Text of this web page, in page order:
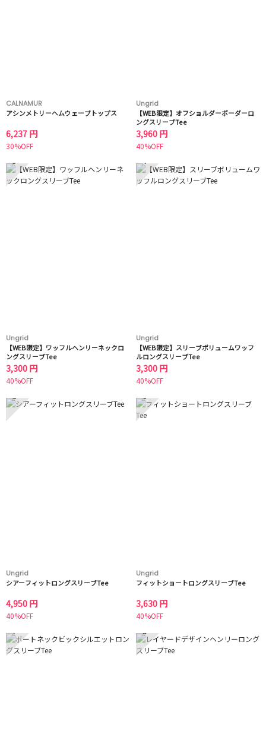
CALNAMUR
アシンメトリーヘムウェーブトップス
6,237 円
30%OFF
Ungrid
【WEB限定】オフショルダーボーダーロ
ングスリーブTee
3,960 円
40%OFF
3
Ungrid
【WEB限定】ワッフルヘンリーネックロ
ングスリーブTee
3,300 円
40%OFF
4
Ungrid
【WEB限定】スリーブボリュームワッフ
ルロングスリーブTee
3,300 円
40%OFF
5
Ungrid
シアーフィットロングスリーブTee
4,950 円
40%OFF
6
Ungrid
フィットショートロングスリーブTee
3,630 円
40%OFF
7 8